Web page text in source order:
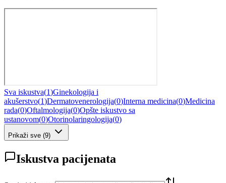
Sva iskustva(1)Ginekologija i
akušerstvo(1)Dermatovenerologija(0)Interna medicina(0)Medicina
rada(0)Oftalmologija(0)Opšte iskustvo sa
ustanovom(0)Otorinolaringologija(0)
Prikaži sve (9)
Iskustva pacijenata